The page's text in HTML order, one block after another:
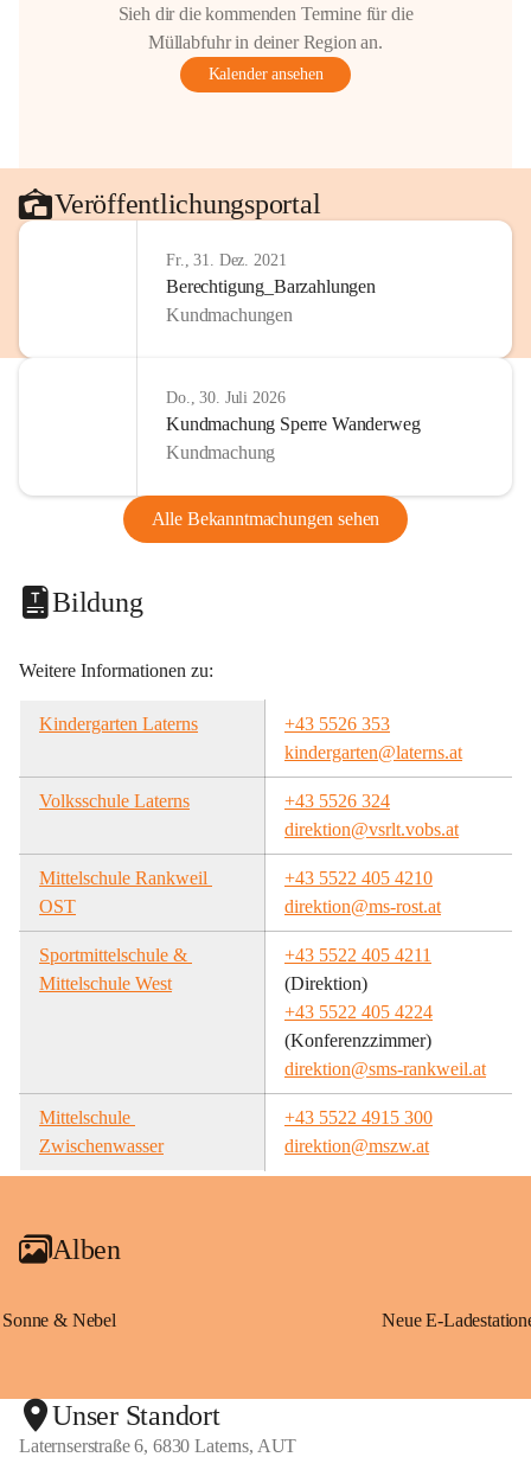
Sieh dir die kommenden Termine für die
Müllabfuhr in deiner Region an.
Kalender ansehen
Veröffentlichungsportal
Fr., 31. Dez. 2021
Berechtigung_Barzahlungen
Kundmachungen
Do., 30. Juli 2026
Kundmachung Sperre Wanderweg
Kundmachung
Alle Bekanntmachungen sehen
Bildung
Weitere Informationen zu:
Kindergarten Laterns
+43 5526 353
kindergarten@laterns.at
Volksschule Laterns
+43 5526 324
direktion@vsrlt.vobs.at
Mittelschule Rankweil
OST
+43 5522 405 4210
direktion@ms-rost.at
Sportmittelschule &
Mittelschule West
+43 5522 405 4211
(Direktion)
+43 5522 405 4224
(Konferenzzimmer)
direktion@sms-rankweil.at
Mittelschule
Zwischenwasser
+43 5522 4915 300
direktion@mszw.at
Alben
Sonne & Nebel
Unser Standort
Laternserstraße 6, 6830 Laterns, AUT